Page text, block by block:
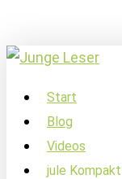
to
main
content
account
Menu
Start
Blog
Videos
jule Kompakt